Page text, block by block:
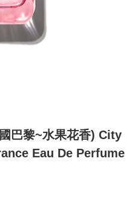
巴黎~水果花香) City
Eau De Perfume